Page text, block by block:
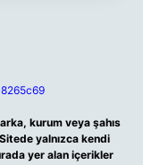
kurum veya şahıs
yalnızca kendi
yer alan içerikler